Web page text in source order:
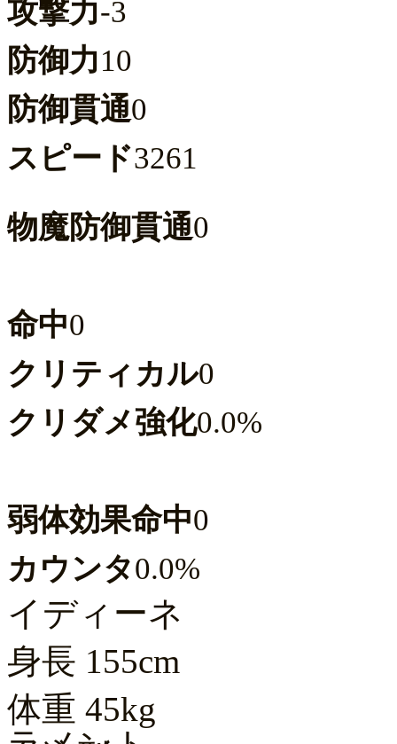
攻撃力-3
防御力10
防御貫通0
スピード3261
物魔防御貫通0
命中0
クリティカル0
クリダメ強化0.0%
弱体効果命中0
カウンタ0.0%
イディーネ
身長 155cm
体重 45kg